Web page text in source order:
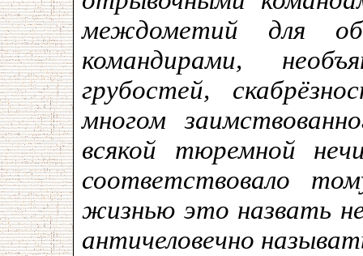
междометий для
командирами,
грубостей,
многом
всякой тюремной
соответствовало
жизнью это назвать
античеловечно